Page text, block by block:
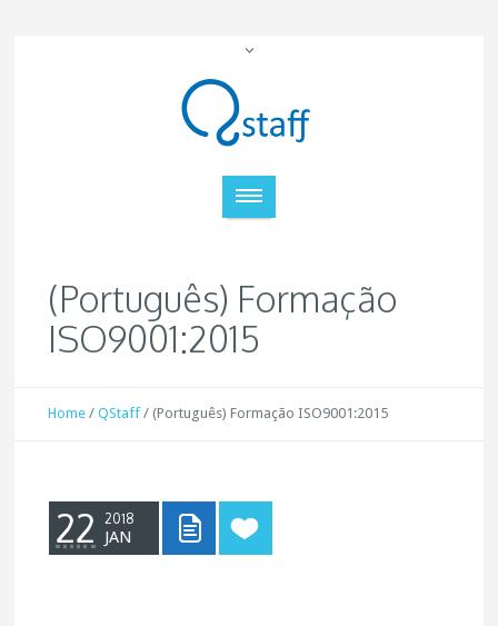
(Português) Formação
ISO9001:2015
Home /QStaff /(Português) Formação ISO9001:2015
22 2018
JAN